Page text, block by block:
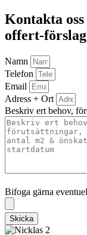
Kontakta
offert-
Namn
Telefon
Email
Adress + Ort
Beskriv ert behov,
Bifoga gärna
Skicka